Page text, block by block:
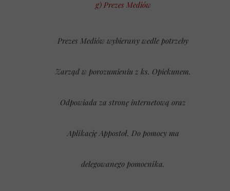
g) Prezes Mediów
Prezes Mediów wybierany wedle potrzeby
Zarząd w porozumieniu z ks. Opiekunem.
Odpowiada za stronę internetową oraz
Aplikację Appostoł. Do pomocy ma
delegowanego pomocnika.